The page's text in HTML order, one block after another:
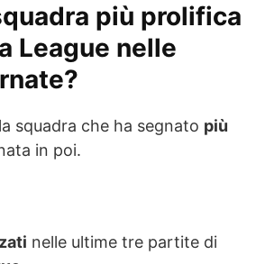
più prolifica
League nelle
squadra che ha segnato più
in poi.
nelle ultime tre partite di